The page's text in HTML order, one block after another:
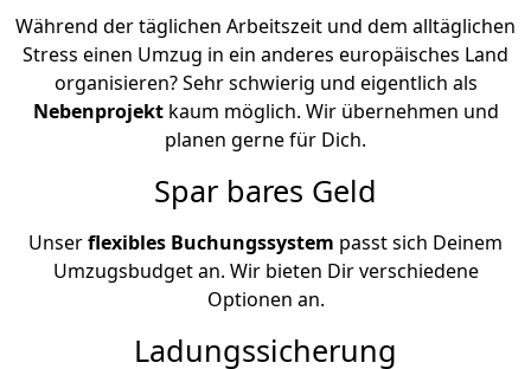
Während der täglichen Arbeitszeit und dem alltäglichen
Stress einen Umzug in ein anderes europäisches Land
organisieren? Sehr schwierig und eigentlich als
Nebenprojekt kaum möglich. Wir übernehmen und
planen gerne für Dich.
Spar bares Geld
Unserflexibles Buchungssystem passt sich Deinem
Umzugsbudget an. Wir bieten Dir verschiedene
Optionen an.
Ladungssicherung